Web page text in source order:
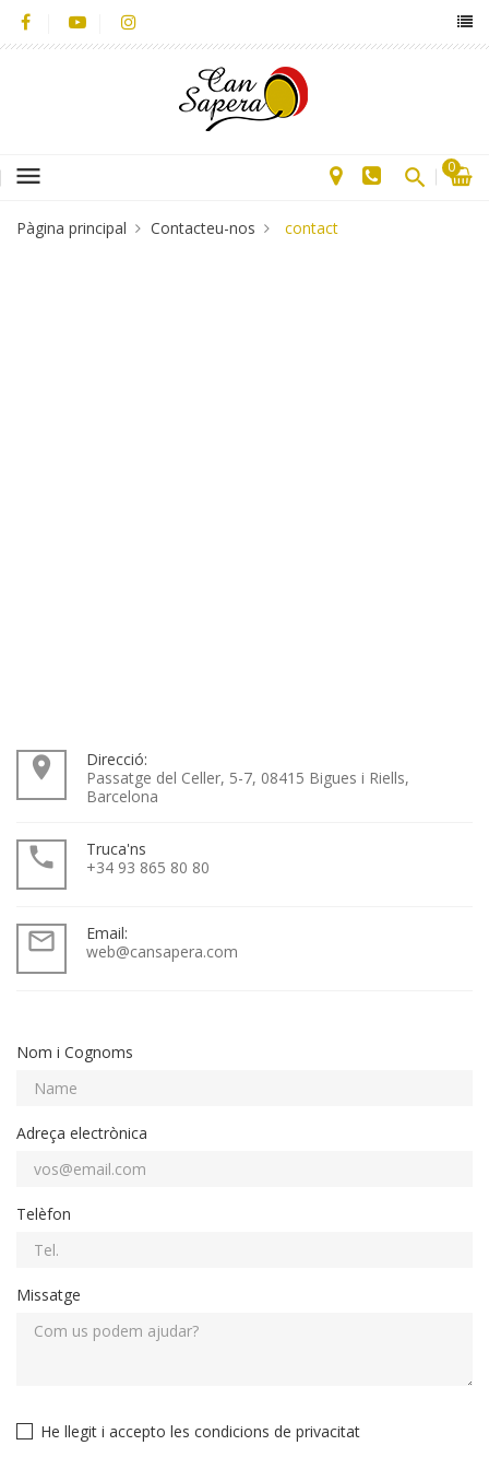
menu 0
Pàgina principal Contacteu-nos contact
place
Direcció:
Passatge del Celler, 5-7, 08415 Bigues i Riells,
Barcelona
local_phone
Truca'ns
+34 93 865 80 80
mail_outline
Email:
web@cansapera.com
Nom i Cognoms
Adreça electrònica
Telèfon
Missatge
He llegit i accepto les condicions de privacitat